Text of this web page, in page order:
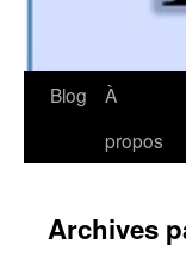
Aller
Blog
À
propos
Archives